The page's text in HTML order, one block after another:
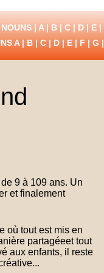
|A|B|C|D|E|
A| B | C | D | E | F | G |
9 à 109 ans. Un
et finalement
où tout est mis en
partagéeet tout
aux enfants, il reste